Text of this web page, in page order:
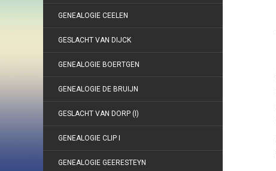
GENEALOGIE CEELEN
GESLACHT VAN DIJCK
GENEALOGIE BOERTGEN
GENEALOGIE DE BRUIJN
GESLACHT VAN DORP (I)
GENEALOGIE CLIP I
GENEALOGIE GEERESTEYN